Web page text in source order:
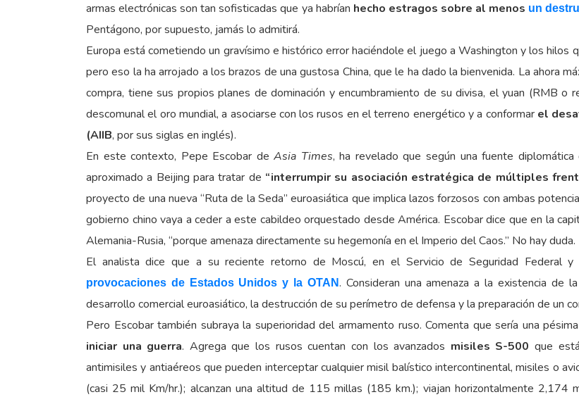
armas electrónicas son tan sofisticadas que ya habrían hecho estragos sobre al menos un
Pentágono, por supuesto, jamás lo admitirá.
Europa está cometiendo un gravísimo e histórico error haciéndole el juego a Washington y los hilos
pero eso la ha arrojado a los brazos de una gustosa China, que le ha dado la bienvenida. La ahora
compra, tiene sus propios planes de dominación y encumbramiento de su divisa, el yuan (RMB o
descomunal el oro mundial, a asociarse con los rusos en el terreno energético y a conformar el
(AIIB, por sus siglas en inglés).
En este contexto, Pepe Escobar deAsia Times, ha revelado que según una fuente
aproximado a Beijing para tratar de “interrumpir su asociación estratégica de múltiples
proyecto de una nueva “Ruta de la Seda” euroasiática que implica lazos forzosos con ambas
gobierno chino vaya a ceder a este cabildeo orquestado desde América. Escobar dice que en la
Alemania-Rusia, “porque amenaza directamente su hegemonía en el Imperio del Caos.” No hay duda.
El analista dice que a su reciente retorno de Moscú, en el Servicio de Seguridad Federal y
provocaciones de Estados Unidos y la OTAN. Consideran una amenaza a la existencia de
desarrollo comercial euroasiático, la destrucción de su perímetro de defensa y la preparación de un
Pero Escobar también subraya la superioridad del armamento ruso. Comenta que sería una
iniciar una guerra. Agrega que los rusos cuentan con los avanzados misiles S-500 que
antimisiles y antiaéreos que pueden interceptar cualquier misil balístico intercontinental, misiles o
(casi 25 mil Km/hr.); alcanzan una altitud de 115 millas (185 km.); viajan horizontalmente 2,174